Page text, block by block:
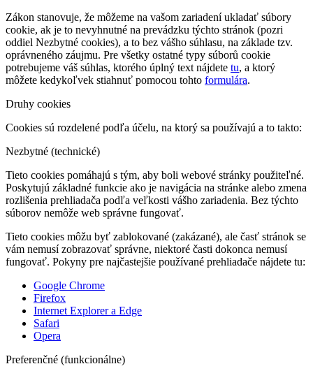
Zákon stanovuje, že môžeme na vašom zariadení ukladať súbory
cookie, ak je to nevyhnutné na prevádzku týchto stránok (pozri
oddiel Nezbytné cookies), a to bez vášho súhlasu, na základe tzv.
oprávneného záujmu. Pre všetky ostatné typy súborů cookie
potrebujeme váš súhlas, ktorého úplný text nájdete tu, a ktorý
môžete kedykoľvek stiahnuť pomocou tohto formulára.
Druhy cookies
Cookies sú rozdelené podľa účelu, na ktorý sa používajú a to takto:
Nezbytné (technické)
Tieto cookies pomáhajú s tým, aby boli webové stránky použiteľné.
Poskytujú základné funkcie ako je navigácia na stránke alebo zmena
rozlišenia prehliadača podľa veľkosti vášho zariadenia. Bez týchto
súborov nemôže web správne fungovať.
Tieto cookies môžu byť zablokované (zakázané), ale časť stránok se
vám nemusí zobrazovať správne, niektoré časti dokonca nemusí
fungovať. Pokyny pre najčastejšie používané prehliadače nájdete tu:
Google Chrome
Firefox
Internet Explorer a Edge
Safari
Opera
Preferenčné (funkcionálne)